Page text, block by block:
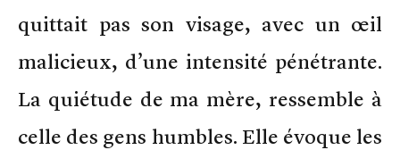
quittait pas son visage, avec un œil
malicieux, d’une intensité pénétrante.
La quiétude de ma mère, ressemble à
celle des gens humbles. Elle évoque les